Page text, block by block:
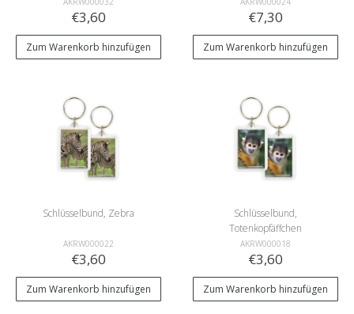
€3,60
Zum Warenkorb hinzufügen
€7,30
Zum Warenkorb hinzufügen
Schlüsselbund, Zebra
AKRW000022
€3,60
Zum Warenkorb hinzufügen
Schlüsselbund,
Totenkopfäffchen
AKRW000018
€3,60
Zum Warenkorb hinzufügen